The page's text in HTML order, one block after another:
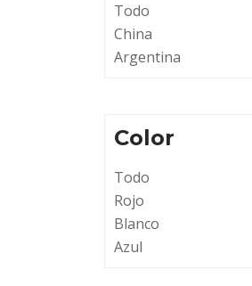
Todo
China
Argentina
Color
Todo
Rojo
Blanco
Azul